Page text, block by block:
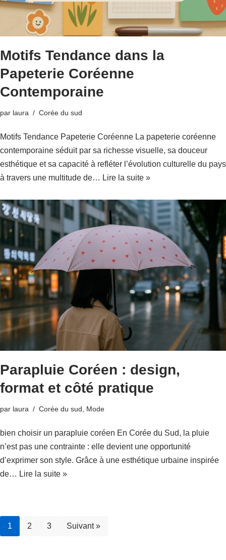
Motifs Tendance dans la
Papeterie Coréenne
Contemporaine
par laura Corée du sud
Motifs Tendance Papeterie Coréenne La papeterie coréenne
contemporaine séduit par sa richesse visuelle, sa douceur
esthétique et sa capacité à refléter l’évolution culturelle du pays
à travers une multitude de… Lire la suite »
Parapluie Coréen : design,
format et côté pratique
par laura Corée du sud Mode
bien choisir un parapluie coréen En Corée du Sud, la pluie
n’est pas une contrainte : elle devient une opportunité
d’exprimer son style. Grâce à une esthétique urbaine inspirée
de… Lire la suite »
1 2 3 Suivant »